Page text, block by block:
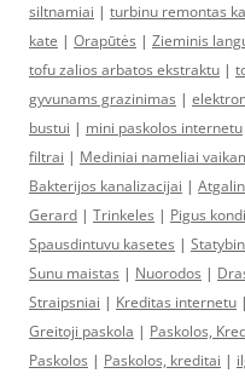
siltnamiai | turbinu remontas
kate | Orapūtės | Zieminis
tofu zalios arbatos ekstraktu |
gyvunams grazinimas |
bustui | mini paskolos internetu
filtrai | Mediniai nameliai
Bakterijos kanalizacijai |
Gerard | Trinkeles | Pigus
Spausdintuvu kasetes |
Sunu maistas | Nuorodos |
Straipsniai | Kreditas internetu |
Greitoji paskola | Paskolos,
Paskolos | Paskolos, kreditai |